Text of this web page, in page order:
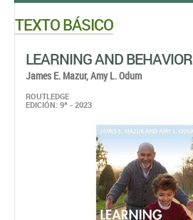
TEXTO BÁSICO
LEARNING AND BEHAVIOR
James E. Mazur,Amy L. Odum
ROUTLEDGE
EDICIÓN: 9ª - 2023